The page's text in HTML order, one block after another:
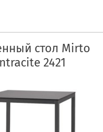
стол Mirto
2421